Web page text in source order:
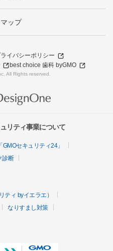
ップ
イバシーポリシー
best choice 歯科 byGMO
All Rights reserved.
リティ事業について
セキュリティ24」
診断
ティ byイエラエ）
なりすまし対策